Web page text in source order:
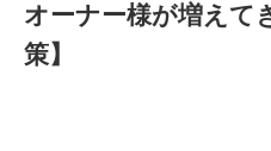
オーナー様が増えて
策】